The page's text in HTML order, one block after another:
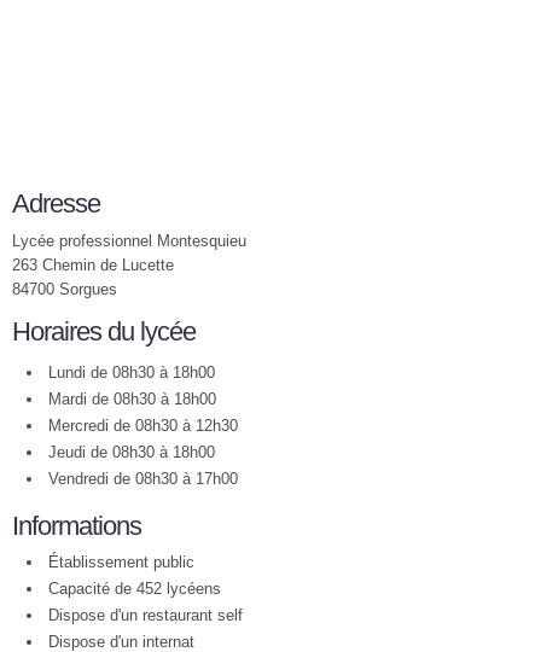
Adresse
Lycée professionnel Montesquieu
263 Chemin de Lucette
84700 Sorgues
Horaires du lycée
Lundi de 08h30 à 18h00
Mardi de 08h30 à 18h00
Mercredi de 08h30 à 12h30
Jeudi de 08h30 à 18h00
Vendredi de 08h30 à 17h00
Informations
Établissement public
Capacité de 452 lycéens
Dispose d'un restaurant self
Dispose d'un internat